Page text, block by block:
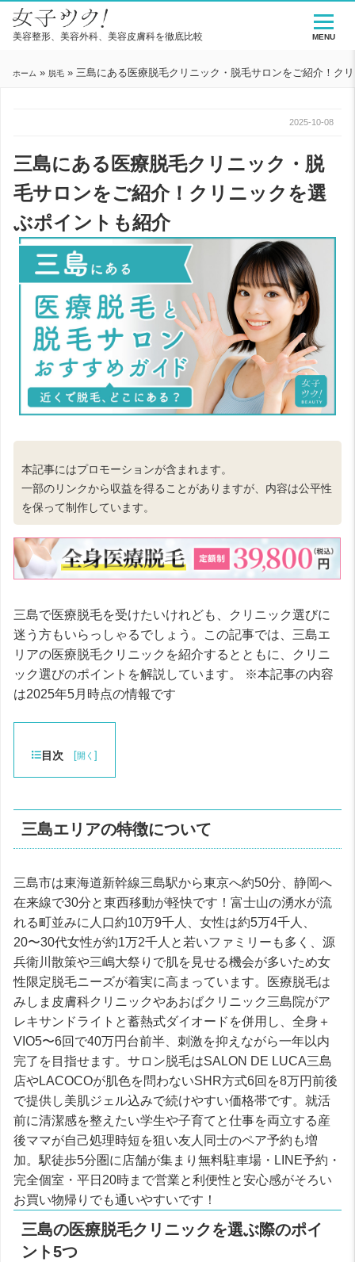
美容整形、美容外科、美容皮膚科を徹底比較
ホーム » 脱毛 » 三島にある医療脱毛クリニック・脱毛サロンをご紹介！ク
2025-10-08
三島にある医療脱毛クリニック・脱
毛サロンをご紹介！クリニックを選
ぶポイントも紹介
本記事にはプロモーションが含まれます。
一部のリンクから収益を得ることがありますが、内容は公平性
を保って制作しています。
三島で医療脱毛を受けたいけれども、クリニック選びに
迷う方もいらっしゃるでしょう。この記事では、三島エ
リアの医療脱毛クリニックを紹介するとともに、クリニ
ック選びのポイントを解説しています。 ※本記事の内容
は2025年5月時点の情報です
目次 [開く ]
三島エリアの特徴について
三島市は東海道新幹線三島駅から東京へ約50分、静岡へ
在来線で30分と東西移動が軽快です！富士山の湧水が流
れる町並みに人口約10万9千人、女性は約5万4千人、
20〜30代女性が約1万2千人と若いファミリーも多く、源
兵衛川散策や三嶋大祭りで肌を見せる機会が多いため女
性限定脱毛ニーズが着実に高まっています。医療脱毛は
みしま皮膚科クリニックやあおばクリニック三島院がア
レキサンドライトと蓄熱式ダイオードを併用し、全身＋
VIO5〜6回で40万円台前半、刺激を抑えながら一年以内
完了を目指せます。サロン脱毛はSALON DE LUCA三島
店やLACOCOが肌色を問わないSHR方式6回を8万円前後
で提供し美肌ジェル込みで続けやすい価格帯です。就活
前に清潔感を整えたい学生や子育てと仕事を両立する産
後ママが自己処理時短を狙い友人同士のペア予約も増
加。駅徒歩5分圏に店舗が集まり無料駐車場・LINE予約・
完全個室・平日20時まで営業と利便性と安心感がそろい
お買い物帰りでも通いやすいです！
三島の医療脱毛クリニックを選ぶ際のポイ
ント5つ
MENU